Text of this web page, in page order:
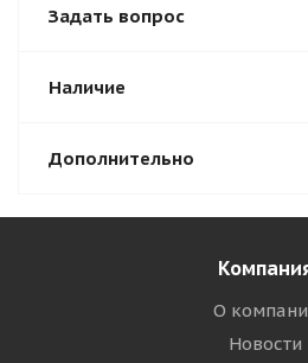
Задать вопрос
Наличие
Дополнительно
О
Новости